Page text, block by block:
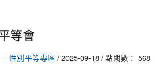
等會
性別平等專區 / 2025-09-18 / 點閱數： 568